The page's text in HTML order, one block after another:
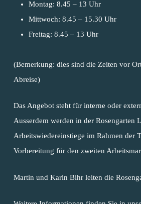
Montag: 8.45 – 13 Uhr
Mittwoch: 8.45 – 15.30 Uhr
Freitag: 8.45 – 13 Uhr
(Bemerkung: dies sind die Zeiten vor
Abreise)
Das Angebot steht für interne oder
Ausserdem werden in der Rosengarten
Arbeitswiedereinstiege im Rahmen der
Vorbereitung für den zweiten
Martin und Karin Bihr leiten die